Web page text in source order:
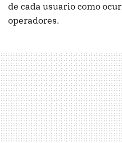
de cada usuario como
operadores.